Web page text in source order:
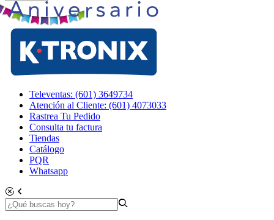
Televentas: (601) 3649734
Atención al Cliente: (601) 4073033
Rastrea Tu Pedido
Consulta tu factura
Tiendas
Catálogo
PQR
Whatsapp